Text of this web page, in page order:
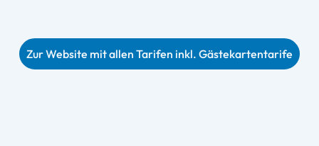
Zur Website mit allen Tarifen inkl. Gästekartentarife